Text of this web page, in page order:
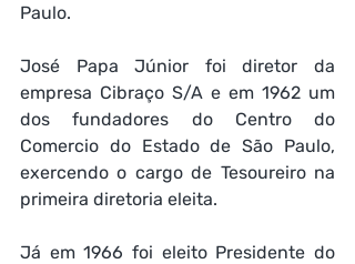
Paulo.
José Papa Júnior foi diretor da
empresa Cibraço S/A e em 1962 um
dos fundadores do Centro do
Comercio do Estado de São Paulo,
exercendo o cargo de Tesoureiro na
primeira diretoria eleita.
Já em 1966 foi eleito Presidente do